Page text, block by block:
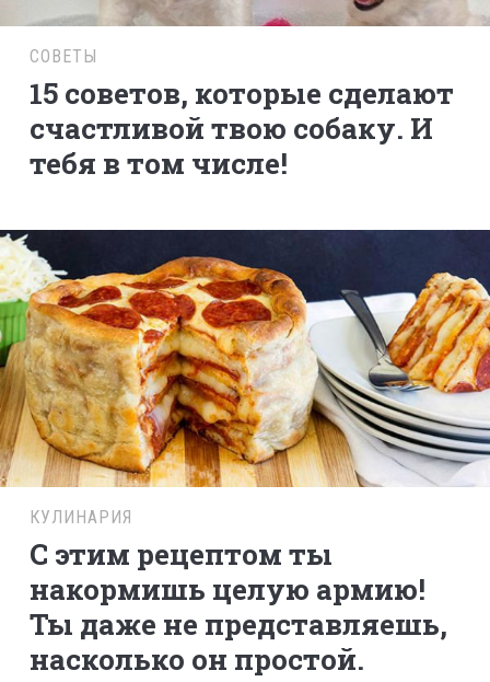
СОВЕТЫ
15 советов, которые сделают
счастливой твою собаку. И
тебя в том числе!
КУЛИНАРИЯ
С этим рецептом ты
накормишь целую армию!
Ты даже не представляешь,
насколько он простой.